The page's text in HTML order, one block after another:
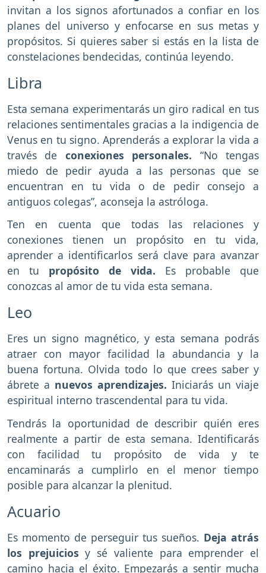
invitan a los signos afortunados a confiar en los
planes del universo y enfocarse en sus metas y
propósitos. Si quieres saber si estás en la lista de
constelaciones bendecidas, continúa leyendo.
Libra
Esta semana experimentarás un giro radical en tus
relaciones sentimentales gracias a la indigencia de
Venus en tu signo. Aprenderás a explorar la vida a
través de conexiones personales. “No tengas
miedo de pedir ayuda a las personas que se
encuentran en tu vida o de pedir consejo a
antiguos colegas”, aconseja la astróloga.
Ten en cuenta que todas las relaciones y
conexiones tienen un propósito en tu vida,
aprender a identificarlos será clave para avanzar
en tu propósito de vida. Es probable que
conozcas al amor de tu vida esta semana.
Leo
Eres un signo magnético, y esta semana podrás
atraer con mayor facilidad la abundancia y la
buena fortuna. Olvida todo lo que crees saber y
ábrete a nuevos aprendizajes. Iniciarás un viaje
espiritual interno trascendental para tu vida.
Tendrás la oportunidad de describir quién eres
realmente a partir de esta semana. Identificarás
con facilidad tu propósito de vida y te
encaminarás a cumplirlo en el menor tiempo
posible para alcanzar la plenitud.
Acuario
Es momento de perseguir tus sueños. Deja atrás
los prejuicios y sé valiente para emprender el
camino hacia el éxito. Empezarás a sentir mucha